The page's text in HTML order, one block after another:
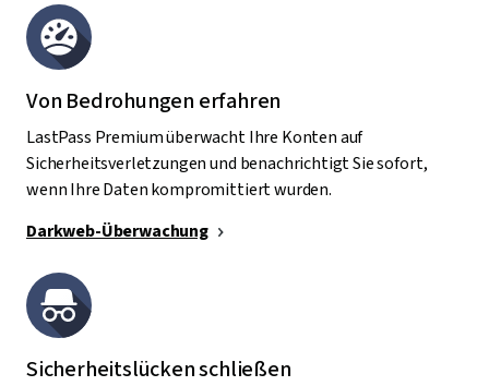
Von Bedrohungen erfahren
LastPass Premium überwacht Ihre Konten auf
Sicherheitsverletzungen und benachrichtigt Sie sofort,
wenn Ihre Daten kompromittiert wurden.
Darkweb-Überwachung
Sicherheitslücken schließen